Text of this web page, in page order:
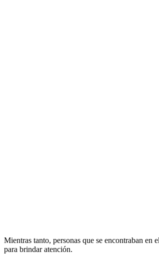
Mientras tanto, personas que se encontraban
para brindar atención.